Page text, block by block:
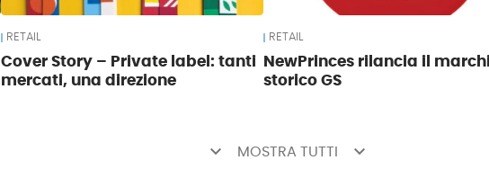
RETAIL
Cover Story – Private label: tanti
mercati, una direzione
RETAIL
NewPrinces rilancia il
storico GS
keyboard_arrow_down MOSTRA TUTTI keyboard_arrow_down